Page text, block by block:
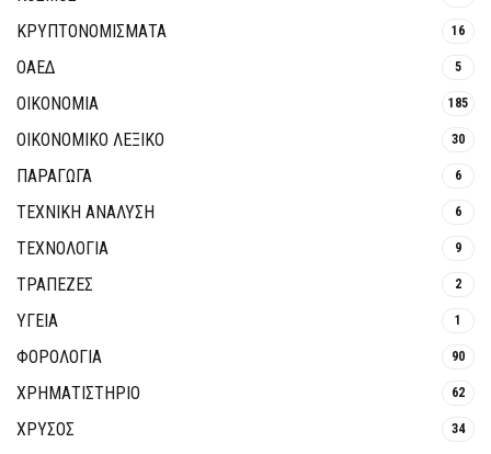
ΚΡΥΠΤΟΝΟΜΊΣΜΑΤΑ 16
ΟΑΕΔ 5
ΟΙΚΟΝΟΜΙΑ 185
ΟΙΚΟΝΟΜΙΚΟ ΛΕΞΙΚΟ 30
ΠΑΡΑΓΩΓΑ 6
ΤΕΧΝΙΚΗ ΑΝΑΛΥΣΗ 6
ΤΕΧΝΟΛΟΓΙΑ 9
ΤΡΆΠΕΖΕΣ 2
ΥΓΕΙΑ 1
ΦΟΡΟΛΟΓΙΑ 90
ΧΡΗΜΑΤΙΣΤΗΡΙΟ 62
ΧΡΥΣΟΣ 34